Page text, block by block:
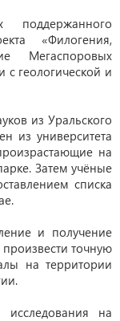
поддержанного
«Филогения,
Мегаспоровых
геологической и
из Уральского
из университета
на
Затем учёные
списка
и получение
точную
на территории
на